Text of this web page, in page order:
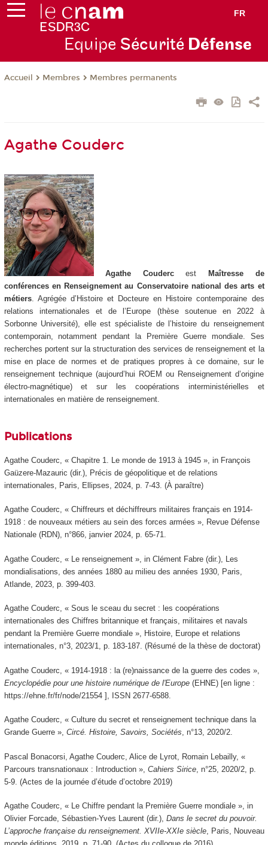
FR
Equipe Sécurité Défense
Accueil Membres Membres permanents
Agathe Couderc
Agathe Coudercest
Maîtresse de
conférences en Renseignement au Conservatoire national des arts et
métiers. Agrégée d’Histoire et Docteure en Histoire contemporaine des
relations internationales et de l’Europe (thèse soutenue en 2022 à
Sorbonne Université), elle est spécialiste de l’histoire du renseignement
contemporain, notamment pendant la Première Guerre mondiale. Ses
recherches portent sur la structuration des services de renseignement et la
mise en place de normes et de pratiques propres à ce domaine, sur le
renseignement technique (aujourd’hui ROEM ou Renseignement d’origine
électro-magnétique) et sur les coopérations interministérielles et
internationales en matière de renseignement.
Publications
Agathe Couderc, « Chapitre 1. Le monde de 1913 à 1945 », inFrançois
Gaüzere-Mazauric (dir.),
Précis de géopolitique et de relations
internationales , Paris, Ellipses, 2024, p. 7-43. (À paraître)
Agathe Couderc, « Chiffreurs et déchiffreurs militaires français en 1914-
1918 : de nouveaux métiers au sein des forces armées », Revue Défense
Nationale (RDN), n°866, janvier 2024, p. 65-71.
Agathe Couderc, « Le renseignement », inClément Fabre (dir.),
Les
mondialisations, des années 1880 au milieu des années 1930, Paris,
Atlande, 2023, p. 399-403.
Agathe Couderc, « Sous le sceau du secret : les coopérations
internationales des Chiffres britannique et français, militaires et navals
pendant la Première Guerre mondiale », Histoire, Europe et relations
internationales, n°3, 2023/1, p. 183-187. (Résumé de la thèse de doctorat)
Agathe Couderc, « 1914-1918 : la (re)naissance de la guerre des codes »,
Encyclopédie pour une histoire numérique de l'Europe(EHNE) [en ligne :
https://ehne.fr/fr/node/21554 ], ISSN 2677-6588.
Agathe Couderc, « Culture du secret et renseignement technique dans la
Grande Guerre », Circé. Histoire, Savoirs, Sociétés, n°13, 2020/2.
Pascal Bonacorsi, Agathe Couderc, Alice de Lyrot, Romain Lebailly, «
Parcours transnationaux : Introduction », Cahiers Sirice, n°25, 2020/2, p.
5-9. (Actes de la journée d’étude d’octobre 2019)
Agathe Couderc, « Le Chiffre pendant la Première Guerre mondiale », in
Olivier Forcade, Sébastien-Yves Laurent (dir.), Dans le secret du pouvoir.
L’approche française du renseignement. XVIIe-XXIe siècle, Paris, Nouveau